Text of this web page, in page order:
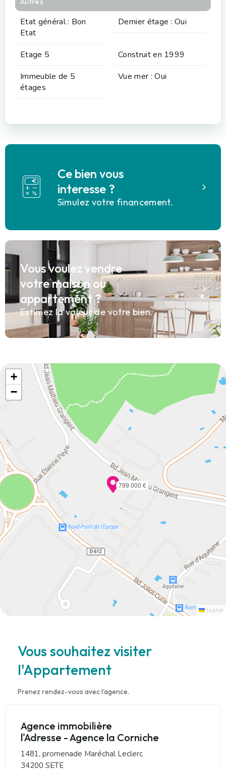
Etat général : Bon
Etat
Dernier étage : Oui
Etage 5
Construit en 1999
Immeuble de 5
étages
Vue mer : Oui
Ce bien vous
interesse ?
Simulez votre financement.
Vous voulez vendre
votre maison ou
appartement ?
Estimez la valeur de votre bien.
799 000 €
+
−
Leaflet
Vous souhaitez visiter
l'Appartement
Prenez rendez-vous avec l'agence.
Agence immobilière
l'Adresse - Agence la Corniche
1481, promenade Maréchal Leclerc
34200 SETE